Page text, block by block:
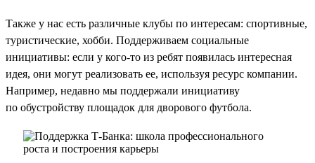
Также у нас есть различные клубы по интересам: спортивные,
туристические, хобби. Поддерживаем социальные
инициативы: если у кого-то из ребят появилась интересная
идея, они могут реализовать ее, используя ресурс компании.
Например, недавно мы поддержали инициативу
по обустройству площадок для дворового футбола.